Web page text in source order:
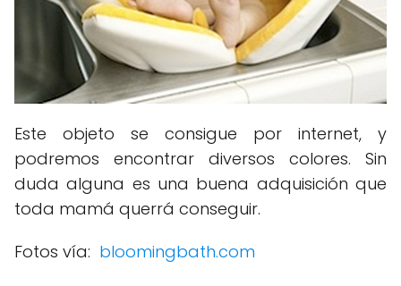
Este objeto se consigue por internet, y
podremos encontrar diversos colores. Sin
duda alguna es una buena adquisición que
toda mamá querrá conseguir.
Fotos vía: bloomingbath.com